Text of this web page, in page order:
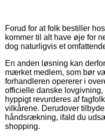
Forud for at folk bestiller
kommer til alt have øje for
dog naturligvis et
En anden løsning kan
mærket medlem, som bør
forhandleren opererer i
officielle danske
hyppigt revurderes af
vilkårene. Derudover
håndsrækning, ifald du
shopping.